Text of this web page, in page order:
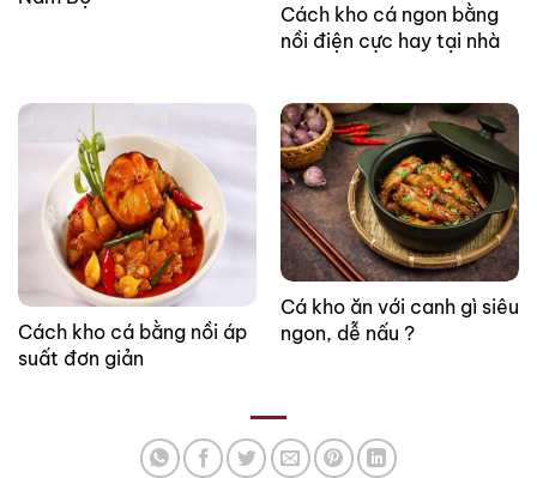
Cách kho cá ngon bằng
nồi điện cực hay tại nhà
Cách kho cá bằng nồi áp
suất đơn giản
Cá kho ăn với canh gì siêu
ngon, dễ nấu ?